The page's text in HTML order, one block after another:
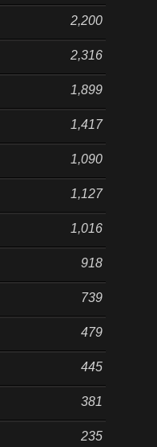
2,200
2,316
1,899
1,417
1,090
1,127
1,016
918
739
479
445
381
235